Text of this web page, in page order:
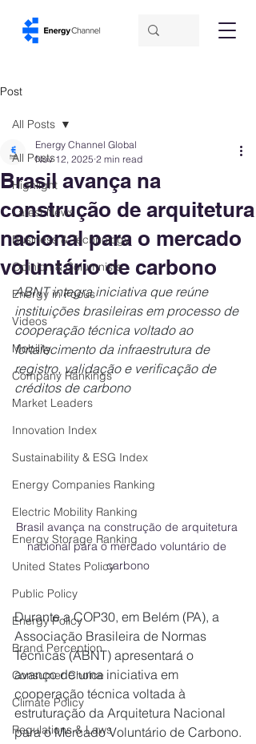
Post
All Posts
Highlight
Latest News
Business & Technology
Opinion & Columnists
Energy in Focus
Videos
Mobility
Company Rankings
Market Leaders
Innovation Index
Sustainability & ESG Index
Energy Companies Ranking
Electric Mobility Ranking
Energy Storage Ranking
United States Policy
Public Policy
Energy Policy
Brand Perception
Consumer Choice
Climate Policy
Regulations & Laws
All Posts
Brasil avança na
construção de arquitetura
nacional para o mercado
voluntário de carbono
Energy Channel Global
Nov 12, 2025 2 min read
ABNT integra iniciativa que reúne
instituições brasileiras em processo de
cooperação técnica voltado ao
fortalecimento da infraestrutura de
registro, validação e verificação de
créditos de carbono
Brasil avança na construção de arquitetura
nacional para o mercado voluntário de
carbono
Durante a COP30, em Belém (PA), a
Associação Brasileira de Normas
Técnicas (ABNT) apresentará o
avanço de uma iniciativa em
cooperação técnica voltada à
estruturação da Arquitetura Nacional
para o Mercado Voluntário de Carbono.